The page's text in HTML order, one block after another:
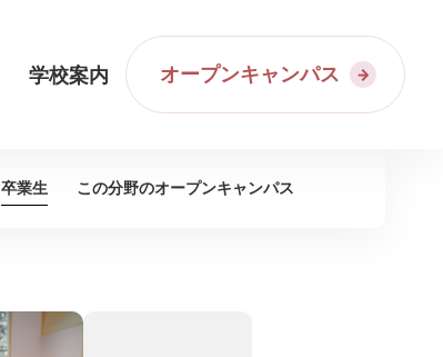
学校案内 オープンキャンパス
卒業生 この分野のオープンキャンパス